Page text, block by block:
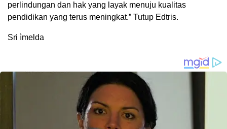
perlindungan dan hak yang layak menuju kualitas
pendidikan yang terus meningkat.” Tutup Edtris.
Sri ìmelda